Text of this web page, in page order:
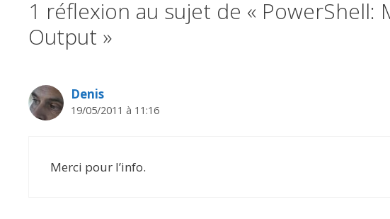
1 réflexion au sujet de « PowerShell:
Output »
Denis
19/05/2011 à 11:16
Merci pour l’info.